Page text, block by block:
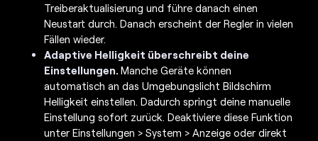
Treiberaktualisierung und führe danach einen
Neustart durch. Danach erscheint der Regler in vielen
Fällen wieder.
Adaptive Helligkeit überschreibt deine
Einstellungen.Manche Geräte können
automatisch an das UmgebungslichtBildschirm
Helligkeit einstellen. Dadurch springt deine manuelle
Einstellung sofort zurück. Deaktiviere diese Funktion
unter Einstellungen > System > Anzeige oder direkt